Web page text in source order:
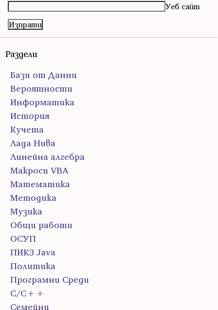
Уеб сайт
Раздели
Бази от Данни
Вероятности
Информатика
История
Кучета
Лада Нива
Линейна алгебра
Макроси VBA
Математика
Методика
Музика
Общи работи
ОСУП
ПИК3 Java
Политика
Програмни Среди
С/С++
Семейни